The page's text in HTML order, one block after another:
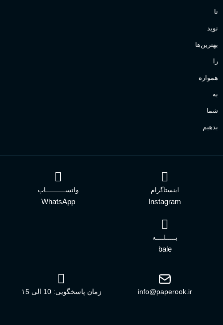
تا
نوید
بهترین‌ها
را
همواره
به
شما
بدهیم
اینستاگرام
Instagram
واتســــــــــاپ
WhatsApp
بـــــلــــه
bale
info@paperook.ir زمان پاسخگویی: 10 الی ۱5